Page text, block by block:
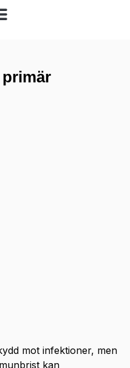
mot infektioner, men
kan